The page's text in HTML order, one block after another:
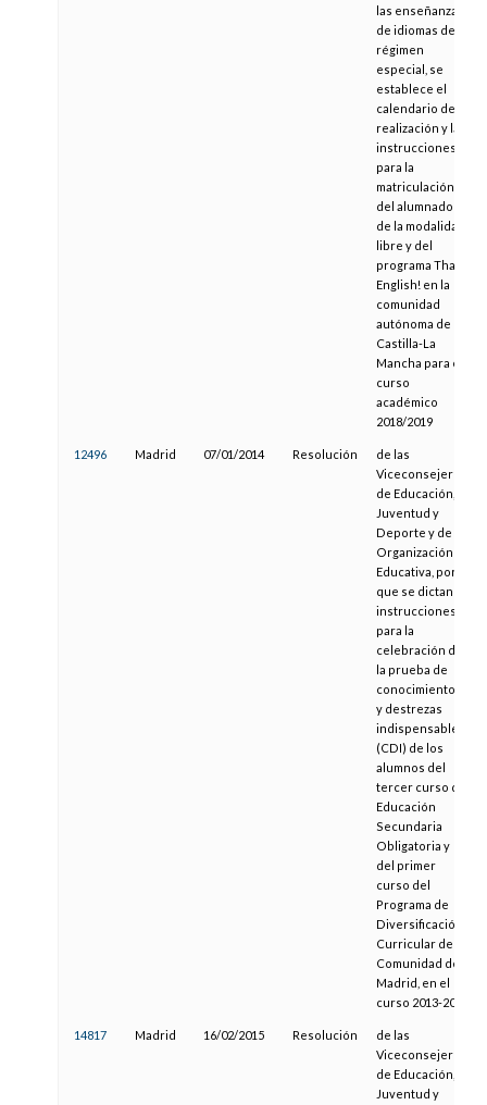
las enseñanzas
de idiomas de
régimen
especial, se
establece el
calendario de
realización y las
instrucciones
para la
matriculación
del alumnado
de la modalidad
libre y del
programa That´s
English! en la
comunidad
autónoma de
Castilla-La
Mancha para el
curso
académico
2018/2019
12496 Madrid 07/01/2014 Resolución
de las
Viceconsejerías
de Educación,
Juventud y
Deporte y de
Organización
Educativa, por la
que se dictan
instrucciones
para la
celebración de
la prueba de
conocimientos
y destrezas
indispensables
(CDI) de los
alumnos del
tercer curso de
Educación
Secundaria
Obligatoria y
del primer
curso del
Programa de
Diversificación
Curricular de la
Comunidad de
Madrid, en el
curso 2013-2014
14817 Madrid 16/02/2015 Resolución
de las
Viceconsejerías
de Educación,
Juventud y